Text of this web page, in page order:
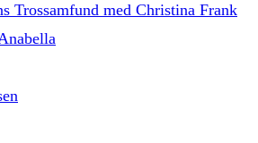
Trossamfund med Christina Frank